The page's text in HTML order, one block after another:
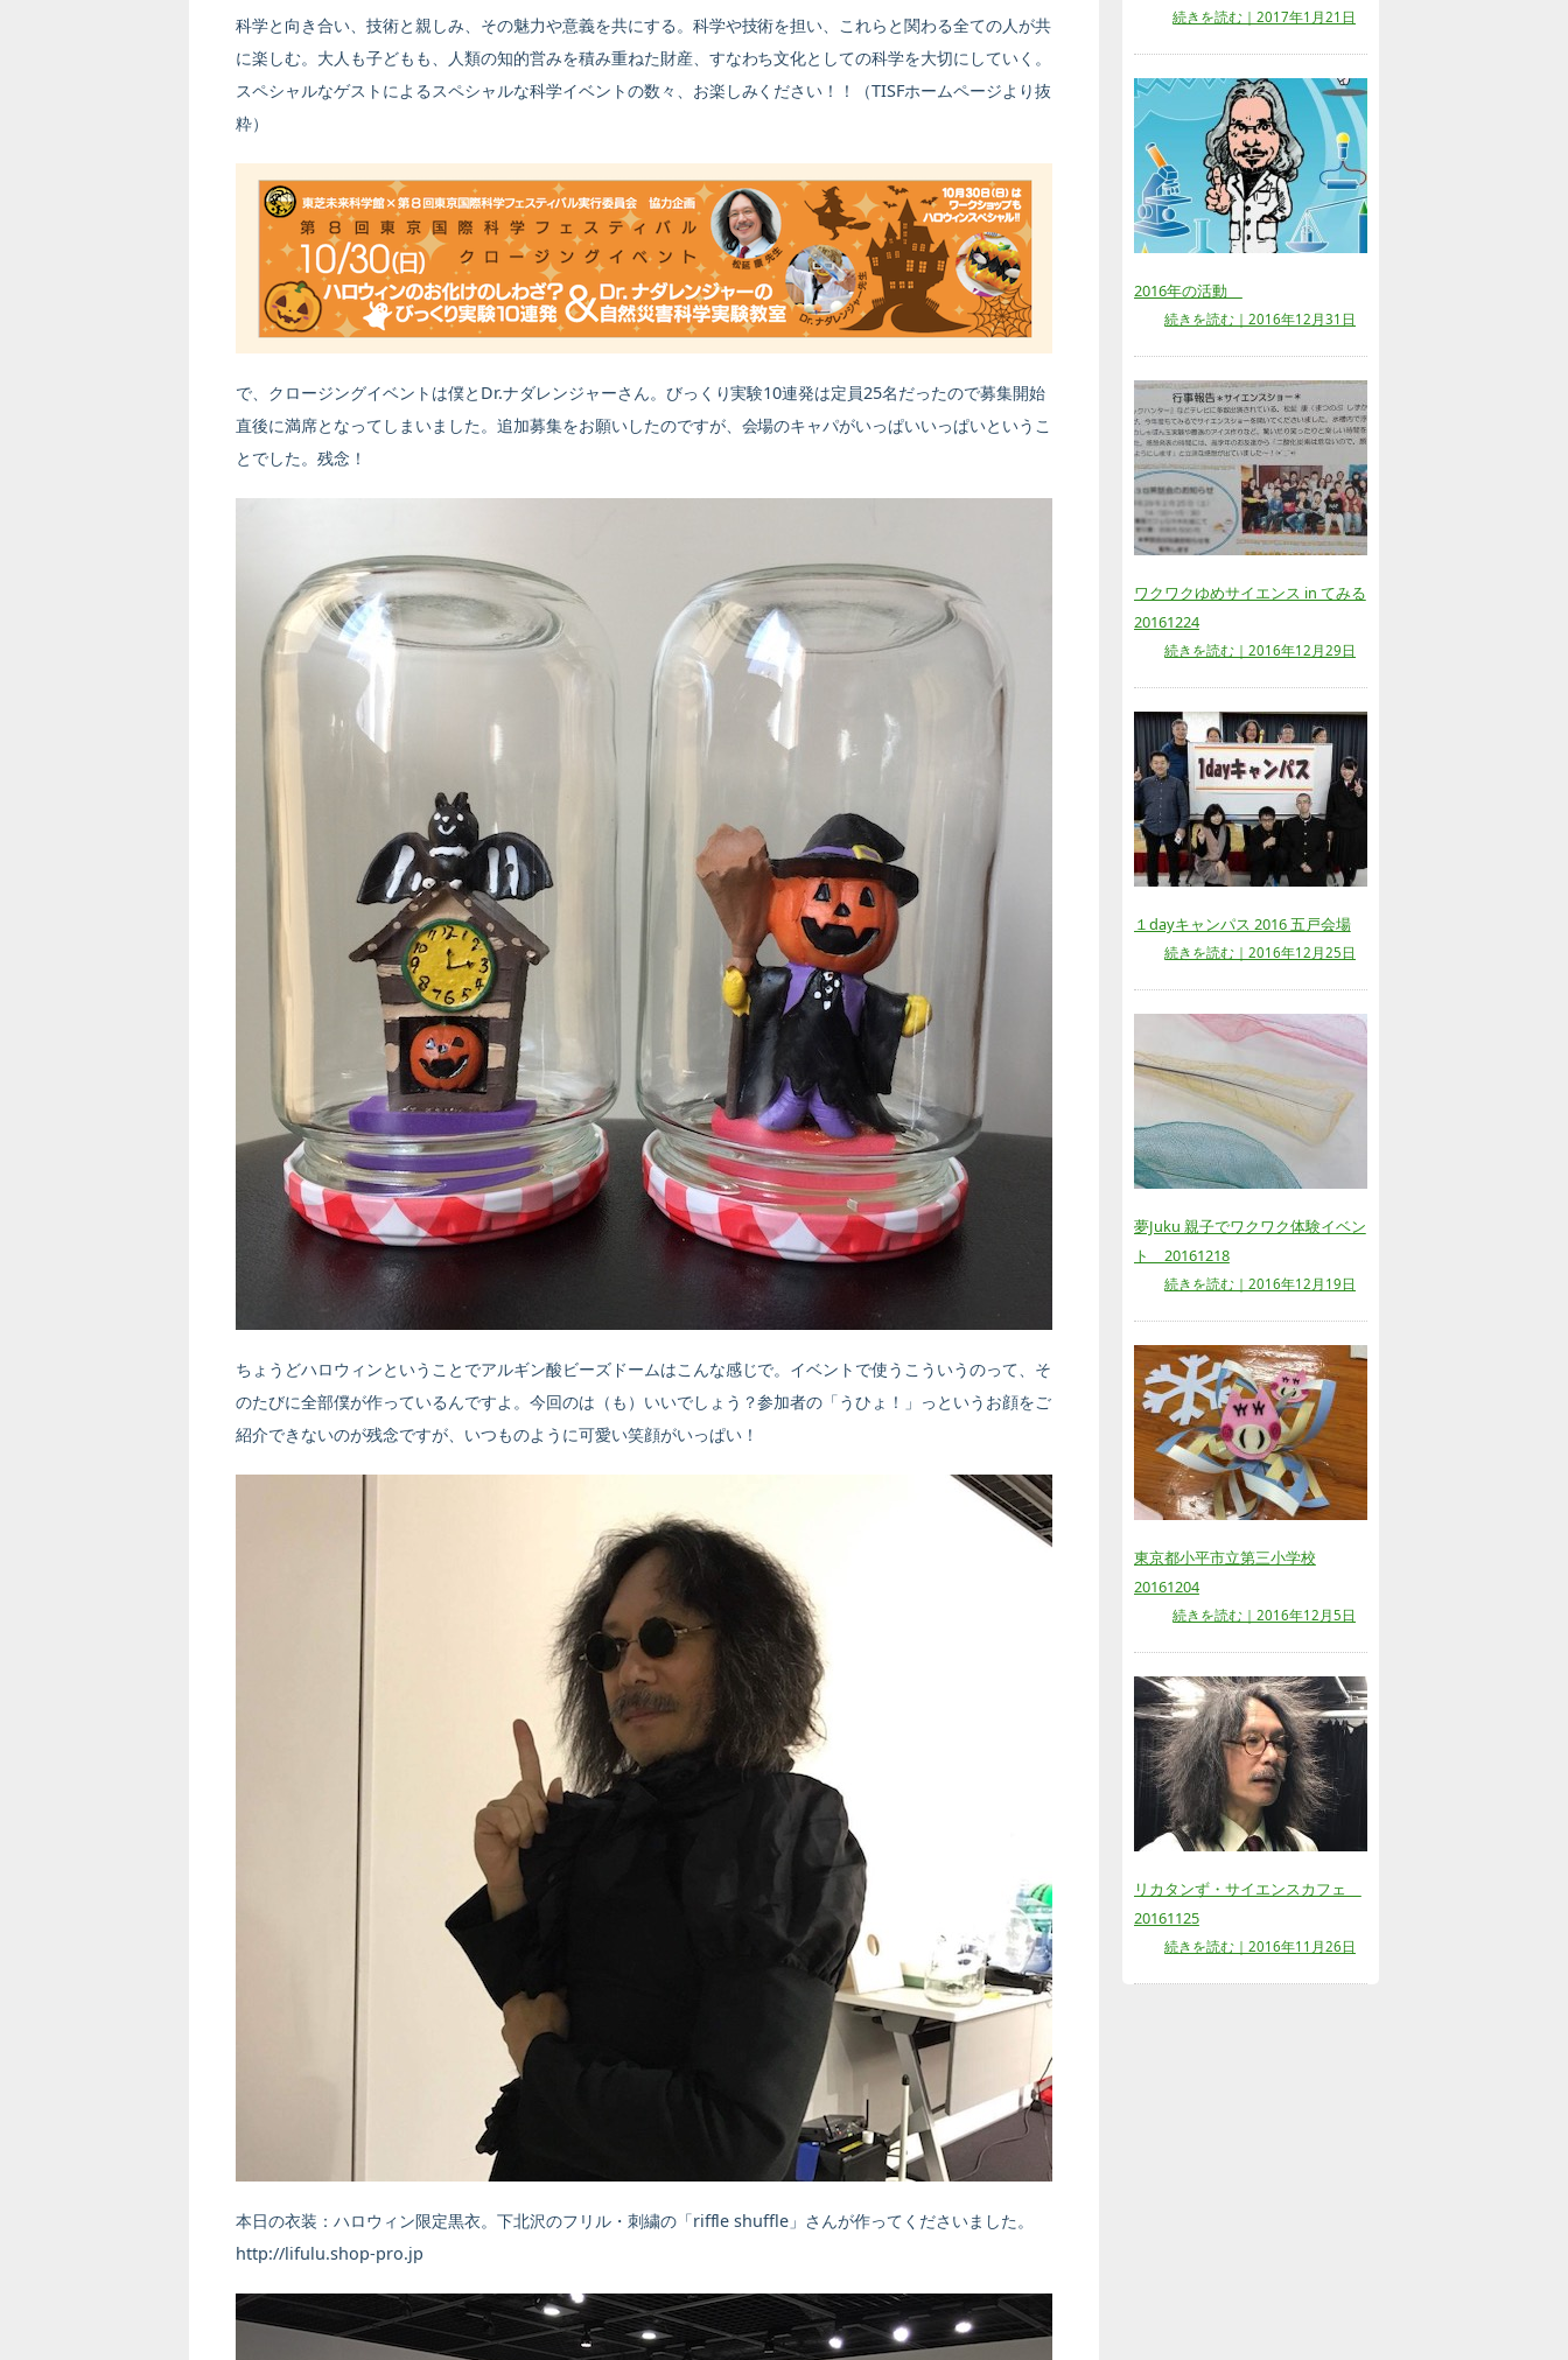
科学と向き合い、技術と親しみ、その魅力や意義を共にする。科学や技術を担い、これらと関わる全ての人が共
に楽しむ。大人も子どもも、人類の知的営みを積み重ねた財産、すなわち文化としての科学を大切にしていく。
スペシャルなゲストによるスペシャルな科学イベントの数々、お楽しみください！！（TISFホームページより抜
粋）
で、クロージングイベントは僕とDr.ナダレンジャーさん。びっくり実験10連発は定員25名だったので募集開始
直後に満席となってしまいました。追加募集をお願いしたのですが、会場のキャパがいっぱいいっぱいというこ
とでした。残念！
ちょうどハロウィンということでアルギン酸ビーズドームはこんな感じで。イベントで使うこういうのって、そ
のたびに全部僕が作っているんですよ。今回のは（も）いいでしょう？参加者の「うひょ！」っというお顔をご
紹介できないのが残念ですが、いつものように可愛い笑顔がいっぱい！
本日の衣装：ハロウィン限定黒衣。下北沢のフリル・刺繍の「riffle shuffle」さんが作ってくださいました。
http://lifulu.shop-pro.jp
続きを読む｜2017年1月21日
2016年の活動
続きを読む｜2016年12月31日
ワクワクゆめサイエンス in てみる
20161224
続きを読む｜2016年12月29日
１dayキャンパス 2016 五戸会場
続きを読む｜2016年12月25日
夢Juku 親子でワクワク体験イベン
ト 20161218
続きを読む｜2016年12月19日
東京都小平市立第三小学校
20161204
続きを読む｜2016年12月5日
リカタンず・サイエンスカフェ
20161125
続きを読む｜2016年11月26日